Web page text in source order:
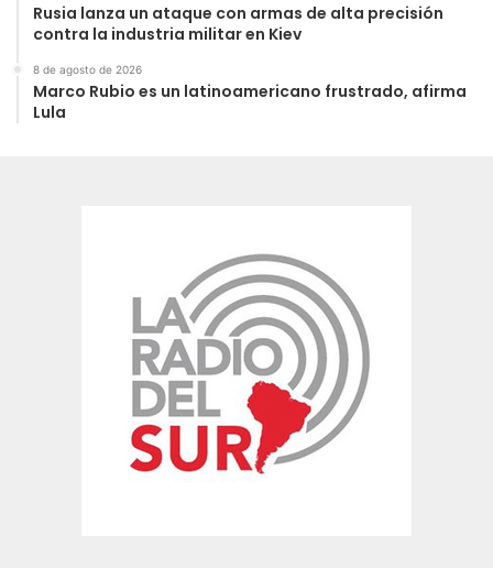
Rusia lanza un ataque con armas de alta precisión
contra la industria militar en Kiev
8 de agosto de 2026
Marco Rubio es un latinoamericano frustrado, afirma
Lula